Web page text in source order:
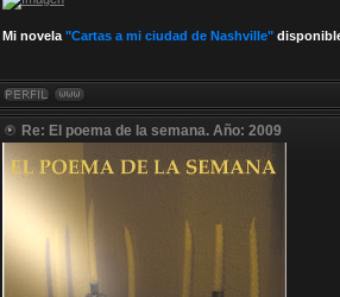
Mi novela "Cartas a mi ciudad de Nashville"
Re: El poema de la semana. Año: 2009